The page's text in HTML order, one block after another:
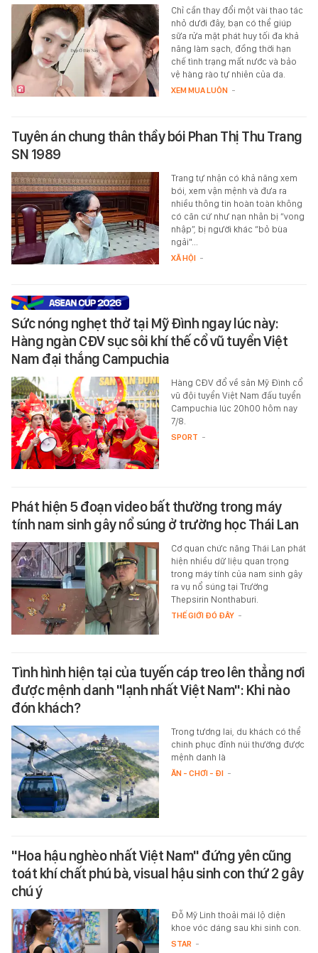
Chỉ cần thay đổi một vài thao tác
nhỏ dưới đây, bạn có thể giúp
sữa rửa mặt phát huy tối đa khả
năng làm sạch, đồng thời hạn
chế tình trạng mất nước và bảo
vệ hàng rào tự nhiên của da.
XEM MUA LUÔN -
Tuyên án chung thân thầy bói Phan Thị Thu Trang
SN 1989
Trang tự nhận có khả năng xem
bói, xem vận mệnh và đưa ra
nhiều thông tin hoàn toàn không
có căn cứ như nạn nhân bị “vong
nhập”, bị người khác “bỏ bùa
ngải"...
XÃ HỘI -
Sức nóng nghẹt thở tại Mỹ Đình ngay lúc này:
Hàng ngàn CĐV sục sôi khí thế cổ vũ tuyển Việt
Nam đại thắng Campuchia
Hàng CĐV đổ về sân Mỹ Đình cổ
vũ đội tuyển Việt Nam đấu tuyển
Campuchia lúc 20h00 hôm nay
7/8.
SPORT -
Phát hiện 5 đoạn video bất thường trong máy
tính nam sinh gây nổ súng ở trường học Thái Lan
Cơ quan chức năng Thái Lan phát
hiện nhiều dữ liệu quan trọng
trong máy tính của nam sinh gây
ra vụ nổ súng tại Trường
Thepsirin Nonthaburi.
THẾ GIỚI ĐÓ ĐÂY -
Tình hình hiện tại của tuyến cáp treo lên thẳng nơi
được mệnh danh "lạnh nhất Việt Nam": Khi nào
đón khách?
Trong tương lai, du khách có thể
chinh phục đỉnh núi thường được
mệnh danh là
ĂN - CHƠI - ĐI -
"Hoa hậu nghèo nhất Việt Nam" đứng yên cũng
toát khí chất phú bà, visual hậu sinh con thứ 2 gây
chú ý
Đỗ Mỹ Linh thoải mái lộ diện
khoe vóc dáng sau khi sinh con.
STAR -